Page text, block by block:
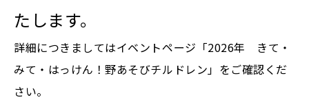
たします。
詳細につきましてはイベントページ 「2026年 きて・
みて・はっけん！野あそびチルドレン」 をご確認くだ
さい。